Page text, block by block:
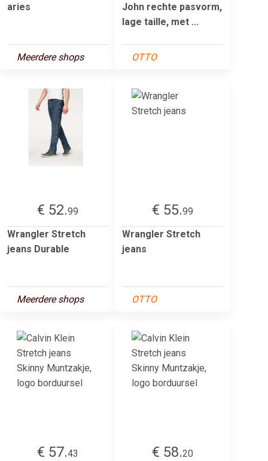
aries
Meerdere shops
John rechte pasvorm,
lage taille, met ...
OTTO
€ 52.99
Wrangler Stretch
jeans Durable
Meerdere shops
€ 55.99
Wrangler Stretch
jeans
OTTO
€ 57.43
€ 58.20